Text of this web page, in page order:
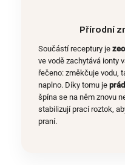
Přírodní
Součástí receptury je
ve vodě zachytává ionty
řečeno: změkčuje vodu,
naplno. Díky tomu je
špína se na něm znovu
stabilizují prací roztok,
praní.